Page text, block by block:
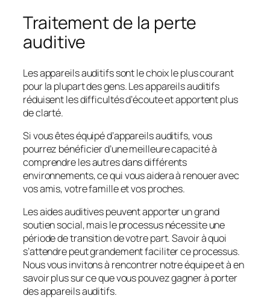
Traitement de la perte
auditive
Les appareils auditifs sont le choix le plus courant
pour la plupart des gens. Les appareils auditifs
réduisent les difficultés d’écoute et apportent plus
de clarté.
Si vous êtes équipé d’appareils auditifs, vous
pourrez bénéficier d’une meilleure capacité à
comprendre les autres dans différents
environnements, ce qui vous aidera à renouer avec
vos amis, votre famille et vos proches.
Les aides auditives peuvent apporter un grand
soutien social, mais le processus nécessite une
période de transition de votre part. Savoir à quoi
s’attendre peut grandement faciliter ce processus.
Nous vous invitons à rencontrer notre équipe et à en
savoir plus sur ce que vous pouvez gagner à porter
des appareils auditifs.